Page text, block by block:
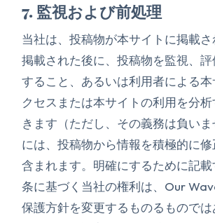
7. 監視および前処理
当社は、投稿物が本サイトに掲載
掲載された後に、投稿物を監視、
すること、あるいは利用者による
クセスまたは本サイトの利用を分
きます（ただし、その義務は負い
には、投稿物から情報を積極的に
含まれます。明確にするために記
条に基づく当社の権利は、Our
保護方針を変更するものるものでは